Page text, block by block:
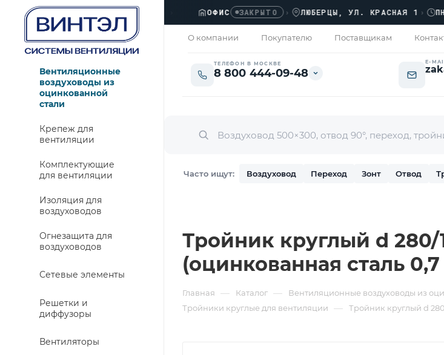
ОФИС ЗАКРЫТО › ЛЮБЕРЦЫ, УЛ. КРАСНАЯ 1›
О компании Покупателю Поставщикам
ТЕЛЕФОН В МОСКВЕ
8 800 444-09-48
E-
Часто ищут: Воздуховод Переход Зонт Отвод
Вентиляционные
воздуховоды из
оцинкованной
стали
Крепеж для
вентиляции
Комплектующие
для вентиляции
Изоляция для
воздуховодов
Огнезащита для
воздуховодов
Сетевые элементы
Решетки и
диффузоры
Вентиляторы
Тройник круглый d 280/
(оцинкованная сталь
Главная — Каталог — Вентиляционные воздуховоды из
Тройники круглые для вентиляции — Тройник круглый d